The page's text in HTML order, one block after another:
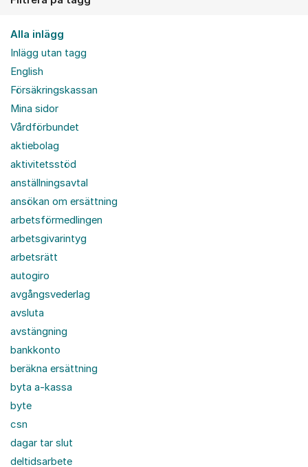
Alla inlägg
Inlägg utan tagg
English
Försäkringskassan
Mina sidor
Vårdförbundet
aktiebolag
aktivitetsstöd
anställningsavtal
ansökan om ersättning
arbetsförmedlingen
arbetsgivarintyg
arbetsrätt
autogiro
avgångsvederlag
avsluta
avstängning
bankkonto
beräkna ersättning
byta a-kassa
byte
csn
dagar tar slut
deltidsarbete